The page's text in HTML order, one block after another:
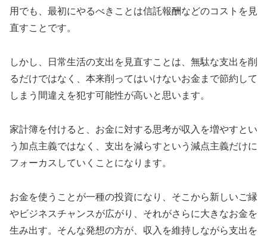
用でも、最初にやるべきことは信託報酬などのコストを見
直すことです。
しかし、日常生活の支出を見直すことは、無駄な支出を削
るだけではなく、本来削ってはいけないお金まで節約して
しまう間違えを犯す可能性が高いと思います。
家計簿を付けると、お金に対する思考が収入を増やすとい
う加点主義ではなく、支出を減らすという減点主義だけに
フォーカスしていくことになります。
お金を使うことが一種の投資になり、そこから新しいご縁
やビジネスチャンスが広がり、それがさらに大きなお金を
生み出す。そんな発想の方が、収入を維持しながら支出を